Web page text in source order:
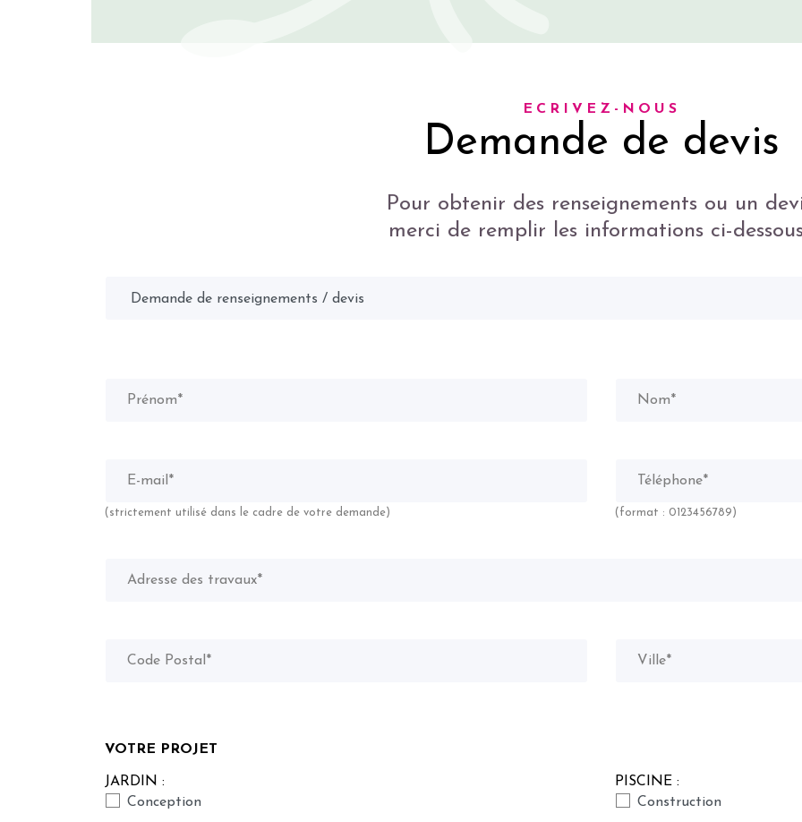
ECRIVEZ-NOUS
Demande de devis
Pour obtenir des renseignements ou un
merci de remplir les informations ci-
(strictement utilisé dans le cadre de votre demande) (format : 0123456789)
VOTRE PROJET
JARDIN :
Conception
PISCINE :
Construction